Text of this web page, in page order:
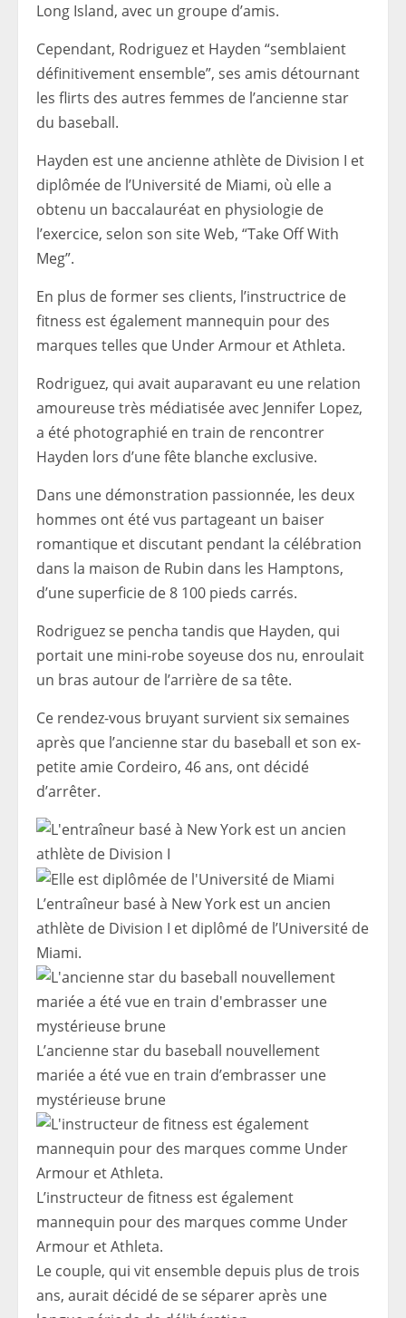
Long Island, avec un groupe d’amis.
Cependant, Rodriguez et Hayden “semblaient
définitivement ensemble”, ses amis détournant
les flirts des autres femmes de l’ancienne star
du baseball.
Hayden est une ancienne athlète de Division I et
diplômée de l’Université de Miami, où elle a
obtenu un baccalauréat en physiologie de
l’exercice, selon son site Web, “Take Off With
Meg”.
En plus de former ses clients, l’instructrice de
fitness est également mannequin pour des
marques telles que Under Armour et Athleta.
Rodriguez, qui avait auparavant eu une relation
amoureuse très médiatisée avec Jennifer Lopez,
a été photographié en train de rencontrer
Hayden lors d’une fête blanche exclusive.
Dans une démonstration passionnée, les deux
hommes ont été vus partageant un baiser
romantique et discutant pendant la célébration
dans la maison de Rubin dans les Hamptons,
d’une superficie de 8 100 pieds carrés.
Rodriguez se pencha tandis que Hayden, qui
portait une mini-robe soyeuse dos nu, enroulait
un bras autour de l’arrière de sa tête.
Ce rendez-vous bruyant survient six semaines
après que l’ancienne star du baseball et son ex-
petite amie Cordeiro, 46 ​​ans, ont décidé
d’arrêter.
L’entraîneur basé à New York est un ancien
athlète de Division I et diplômé de l’Université de
Miami.
L’ancienne star du baseball nouvellement
mariée a été vue en train d’embrasser une
mystérieuse brune
L’instructeur de fitness est également
mannequin pour des marques comme Under
Armour et Athleta.
Le couple, qui vit ensemble depuis plus de trois
ans, aurait décidé de se séparer après une